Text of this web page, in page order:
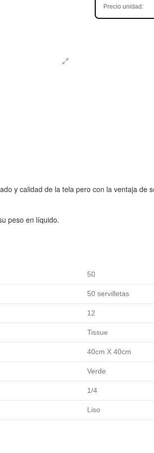
Precio unidad:
y calidad de la tela pero con la ventaja
peso en líquido.
50
50 servilletas
12
Tissue
40cm X 40cm
Verde
1/4
Liso